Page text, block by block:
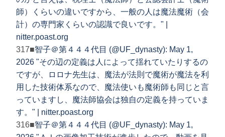
師）くらいの違いですから、一般の人は魔法魔術（会
計）の専門家くらいの認識で良いです。" |
nitter.poast.org
317■智子＠第４４４代目 (@UF_dynasty): May 1,
2026 "その辺の定義は人によって揺れていたりするの
ですが、ロロナ先生は、魔法が法則で魔術が魔法を利
用した技術体系なので、魔法使いも魔術師も同じと言
っていますし、魔法師協会は独自の定義を持っていま
す。" | nitter.poast.org
316■智子＠第４４４代目 (@UF_dynasty): May 1,